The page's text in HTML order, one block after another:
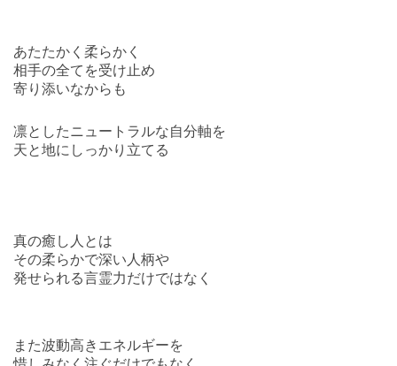
あたたかく柔らかく
相手の全てを受け止め
寄り添いなからも
凛としたニュートラルな自分軸を
天と地にしっかり立てる
真の癒し人とは
その柔らかで深い人柄や
発せられる言霊力だけではなく
また波動高きエネルギーを